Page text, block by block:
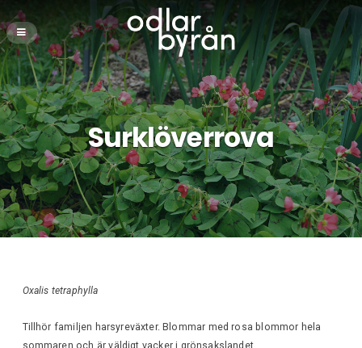
Surklöverrova
Oxalis tetraphylla
Tillhör familjen harsyreväxter. Blommar med rosa blommor hela
sommaren och är väldigt vacker i grönsakslandet.